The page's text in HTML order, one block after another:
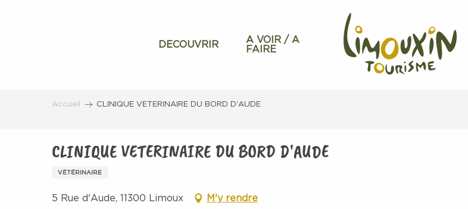
DECOUVRIR
A VOIR / A
FAIRE
Accueil CLINIQUE VETERINAIRE DU BORD D'AUDE
CLINIQUE VETERINAIRE DU BORD D'AUDE
VÉTÉRINAIRE
5 Rue d'Aude, 11300 Limoux M'y rendre